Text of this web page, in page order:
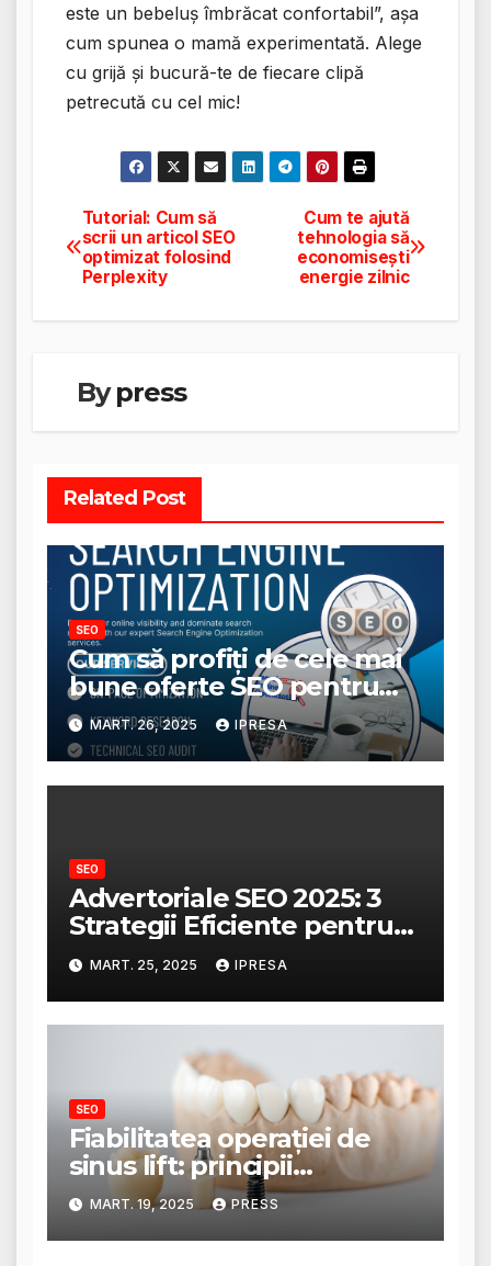
este un bebeluș îmbrăcat confortabil”, așa
cum spunea o mamă experimentată. Alege
cu grijă și bucură-te de fiecare clipă
petrecută cu cel mic!
Navigare
în
articole
Cum te ajută
tehnologia să
economisești
energie zilnic
Tutorial: Cum să
scrii un articol SEO
optimizat folosind
Perplexity
Bypress
Related Post
SEO
Cum să profiți de cele mai
bune oferte SEO pentru
afacerea ta?
MART. 26, 2025 IPRESA
SEO
Advertoriale SEO 2025: 3
Strategii Eficiente pentru
Creșterea Traficului
MART. 25, 2025 IPRESA
SEO
Fiabilitatea operației de
sinus lift: principii
anatomice și tehnici
moderne
MART. 19, 2025 PRESS